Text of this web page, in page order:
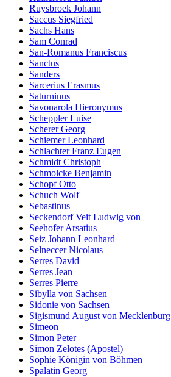
Ruysbroek Johann
Saccus Siegfried
Sachs Hans
Sam Conrad
San-Romanus Franciscus
Sanctus
Sanders
Sarcerius Erasmus
Saturninus
Savonarola Hieronymus
Scheppler Luise
Scherer Georg
Schiemer Leonhard
Schlachter Franz Eugen
Schmidt Christoph
Schmolcke Benjamin
Schopf Otto
Schuch Wolf
Sebastinus
Seckendorf Veit Ludwig von
Seehofer Arsatius
Seiz Johann Leonhard
Selneccer Nicolaus
Serres David
Serres Jean
Serres Pierre
Sibylla von Sachsen
Sidonie von Sachsen
Sigismund August von Mecklenburg
Simeon
Simon Peter
Simon Zelotes (Apostel)
Sophie Königin von Böhmen
Spalatin Georg